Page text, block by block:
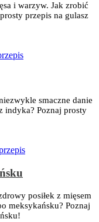
i warzyw. Jak zrobić
przepis na gulasz
smaczne danie
indyka? Poznaj prosty
posiłek z mięsem
meksykańsku? Poznaj